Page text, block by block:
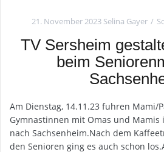
21. November 2023 Selina Gayer
TV Sersheim
beim
Am Dienstag, 14.11.23 fuhren Mami/
Gymnastinnen mit Omas und Mamis
nach Sachsenheim.Nach dem
den Senioren ging es auch schon